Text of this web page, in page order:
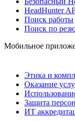
HeadHunter
Поиск работы
Поиск по
Мобильное
Этика и
Оказание
Защита
ИТ